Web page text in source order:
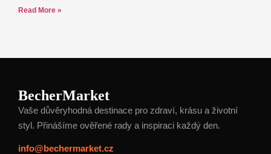
Read More »
BecherMarket
Vaše důvěryhodná destinace pro zdraví, krásu a životní
styl. Přinášíme ověřené rady a inspiraci každý den.
info@bechermarket.cz